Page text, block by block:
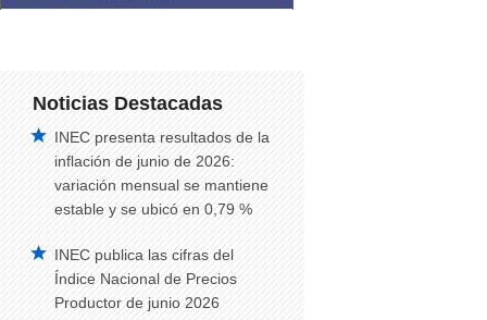
Noticias Destacadas
INEC presenta resultados de la
inflación de junio de 2026:
variación mensual se mantiene
estable y se ubicó en 0,79 %
INEC publica las cifras del
Índice Nacional de Precios
Productor de junio 2026